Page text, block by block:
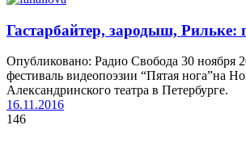
Гастарбайтер, зародыш, Рильке:
Опубликовано: Радио Свобода 30 ноября
фестиваль видеопоэзии “Пятая нога”на
Александринского театра в Петербурге.
16.11.2016
146